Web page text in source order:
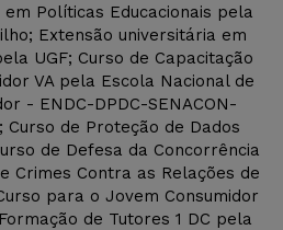
Políticas Educacionais pela
Extensão universitária em
UGF; Curso de Capacitação
VA pela Escola Nacional de
- ENDC-DPDC-SENACON-
Curso de Proteção de Dados
de Defesa da Concorrência
Crimes Contra as Relações de
para o Jovem Consumidor
de Tutores 1 DC pela